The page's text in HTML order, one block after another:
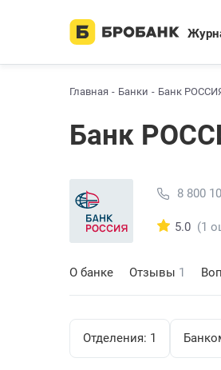
Главная Банки Банк
Банк
8 800
5.0 (1
О банке Отзывы 1
Отделения: 1